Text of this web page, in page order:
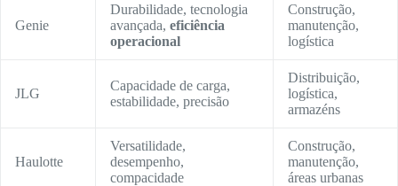
Genie
Durabilidade, tecnologia
avançada, eficiência
operacional
Construção,
manutenção,
logística
JLG
Capacidade de carga,
estabilidade, precisão
Distribuição,
logística,
armazéns
Haulotte
Versatilidade,
desempenho,
compacidade
Construção,
manutenção,
áreas urbanas